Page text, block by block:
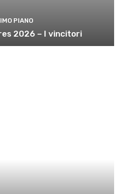
PIANO
2026 – I vincitori